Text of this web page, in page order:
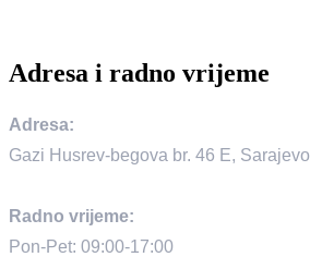
Adresa i radno vrijeme
Adresa:
Gazi Husrev-begova br. 46 E, Sarajevo
Radno vrijeme:
Pon-Pet: 09:00-17:00